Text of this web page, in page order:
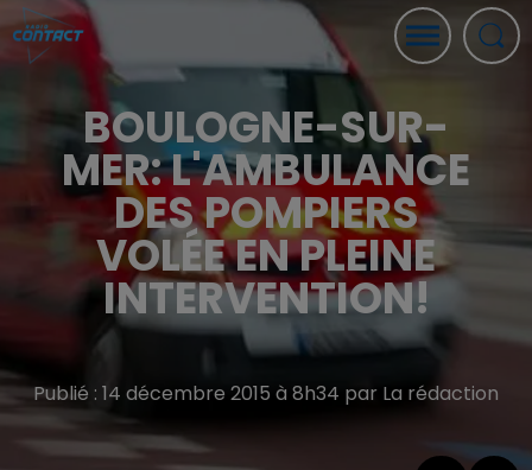
BOULOGNE-SUR-
MER: L'AMBULANCE
DES POMPIERS
VOLÉE EN PLEINE
INTERVENTION!
Publié : 14 décembre 2015 à 8h34 par La rédaction